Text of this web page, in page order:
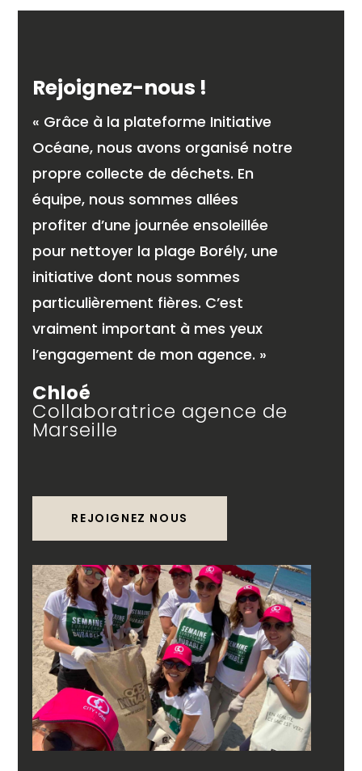
Rejoignez-nous !
« Grâce à la plateforme Initiative
Océane, nous avons organisé notre
propre collecte de déchets. En
équipe, nous sommes allées
profiter d’une journée ensoleillée
pour nettoyer la plage Borély, une
initiative dont nous sommes
particulièrement fières. C’est
vraiment important à mes yeux
l’engagement de mon agence. »
Chloé
Collaboratrice agence de
Marseille
REJOIGNEZ NOUS